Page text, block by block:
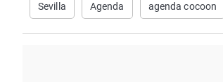
Sevilla Agenda agenda cocoon